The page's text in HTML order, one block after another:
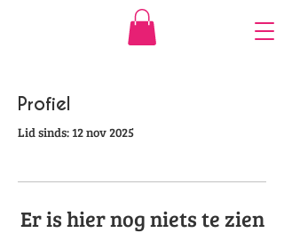
Profiel
Lid sinds: 12 nov 2025
Er is hier nog niets te zien